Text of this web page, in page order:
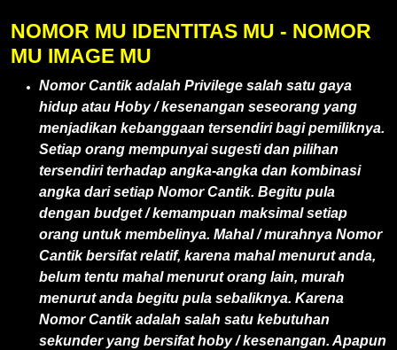
NOMOR MU IDENTITAS MU - NOMOR
MU IMAGE MU
Nomor Cantik adalah Privilege salah satu gaya
hidup atau Hoby / kesenangan seseorang yang
menjadikan kebanggaan tersendiri bagi pemiliknya.
Setiap orang mempunyai sugesti dan pilihan
tersendiri terhadap angka-angka dan kombinasi
angka dari setiap Nomor Cantik. Begitu pula
dengan budget / kemampuan maksimal setiap
orang untuk membelinya. Mahal / murahnya Nomor
Cantik bersifat relatif, karena mahal menurut anda,
belum tentu mahal menurut orang lain, murah
menurut anda begitu pula sebaliknya. Karena
Nomor Cantik adalah salah satu kebutuhan
sekunder yang bersifat hoby / kesenangan. Apapun